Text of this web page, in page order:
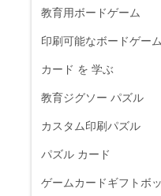
教育用ボードゲーム
印刷可能なボードゲーム
カード を 学ぶ
教育ジグソー パズル
カスタム印刷パズル
パズル カード
ゲームカードギフトボ